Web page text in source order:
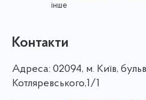
інше
Контакти
Адреса: 02094, м. Київ,
Котляревського,1/1